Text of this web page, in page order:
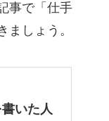
事で「仕手
ましょう。
いた人